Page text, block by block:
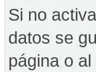
Si no
datos se
página o